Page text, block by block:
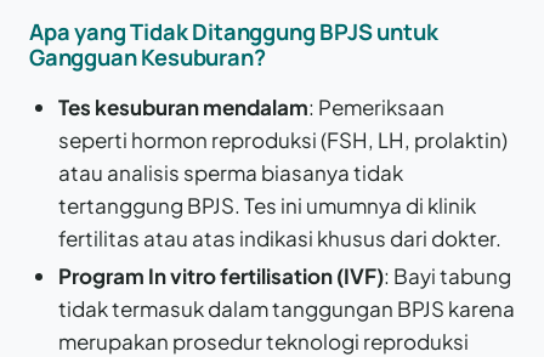
Apa yang Tidak Ditanggung BPJS untuk
Gangguan Kesuburan?
Tes kesuburan mendalam: Pemeriksaan
seperti hormon reproduksi (FSH, LH, prolaktin)
atau analisis sperma biasanya tidak
tertanggung BPJS. Tes ini umumnya di klinik
fertilitas atau atas indikasi khusus dari dokter.
Program In vitro fertilisation (IVF): Bayi tabung
tidak termasuk dalam tanggungan BPJS karena
merupakan prosedur teknologi reproduksi